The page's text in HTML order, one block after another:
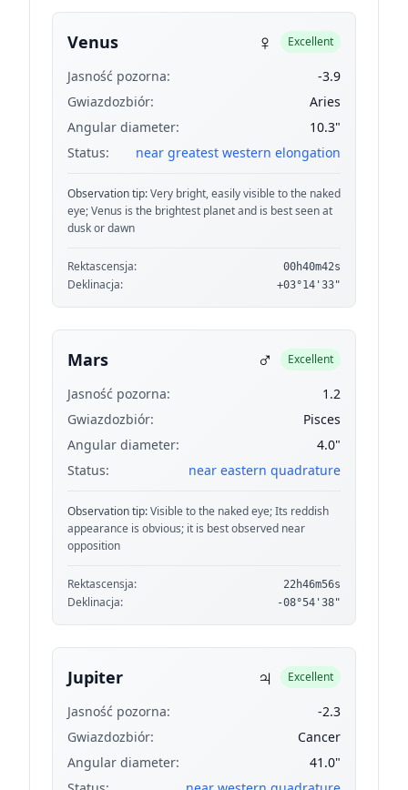
Venus ♀ Excellent
Jasność pozorna:
-3.9
Gwiazdozbiór:
Aries
Angular diameter:
10.3"
Status:
near greatest western elongation
Observation tip:Very bright, easily visible to the naked
eye; Venus is the brightest planet and is best seen at
dusk or dawn
Rektascensja: 00h40m42s
Deklinacja: +03°14'33"
Mars ♂ Excellent
Jasność pozorna:
1.2
Gwiazdozbiór:
Pisces
Angular diameter:
4.0"
Status:
near eastern quadrature
Observation tip:Visible to the naked eye; Its reddish
appearance is obvious; it is best observed near
opposition
Rektascensja: 22h46m56s
Deklinacja: -08°54'38"
Jupiter ♃ Excellent
Jasność pozorna:
-2.3
Gwiazdozbiór:
Cancer
Angular diameter:
41.0"